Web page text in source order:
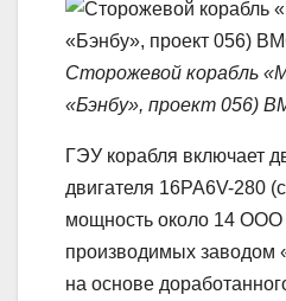
Сторожевой корабль
«Бэнбу», проект 056)
ГЭУ корабля включает
двигателя 16PA6V-280
мощность около 14 ООО
производимых заводом
на основе